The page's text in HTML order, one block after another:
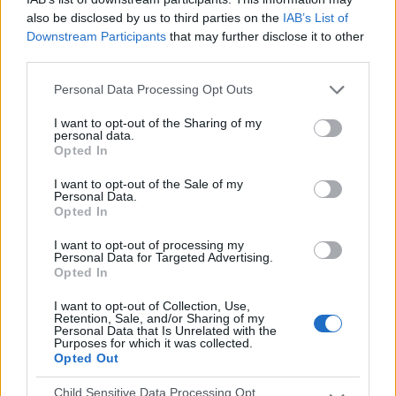
also be disclosed by us to third parties on the IAB’s List of
Downstream Participants that may further disclose it to other
Personal Data Processing Opt Outs
I want to opt-out of the Sharing of my
personal data.
Opted In
I want to opt-out of the Sale of my
Personal Data.
Opted In
I want to opt-out of processing my
Personal Data for Targeted Advertising.
Opted In
I want to opt-out of Collection, Use,
Retention, Sale, and/or Sharing of my
Personal Data that Is Unrelated with the
Purposes for which it was collected.
Opted Out
Child Sensitive Data Processing Opt
EQUIPOS TELEVISADOS
1
DEPORTES TELEVISADOS
Ranking equipos por nº de partidos
45 (6,31%)
México - Ecuador
06/06/2022 Amistoso
Ranking equipos por nº de partidos Local